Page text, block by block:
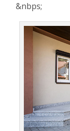
&nbps;